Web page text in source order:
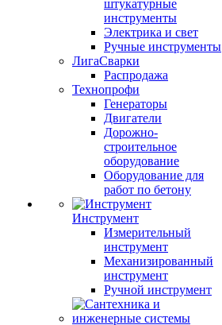
штукатурные
инструменты
Электрика и свет
Ручные инструменты
ЛигаСварки
Распродажа
Технопрофи
Генераторы
Двигатели
Дорожно-
строительное
оборудование
Оборудование для
работ по бетону
Инструмент
Измерительный
инструмент
Механизированный
инструмент
Ручной инструмент